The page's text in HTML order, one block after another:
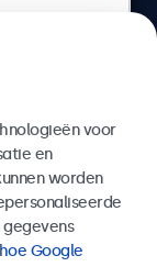
voor
en
worden
hoe Google